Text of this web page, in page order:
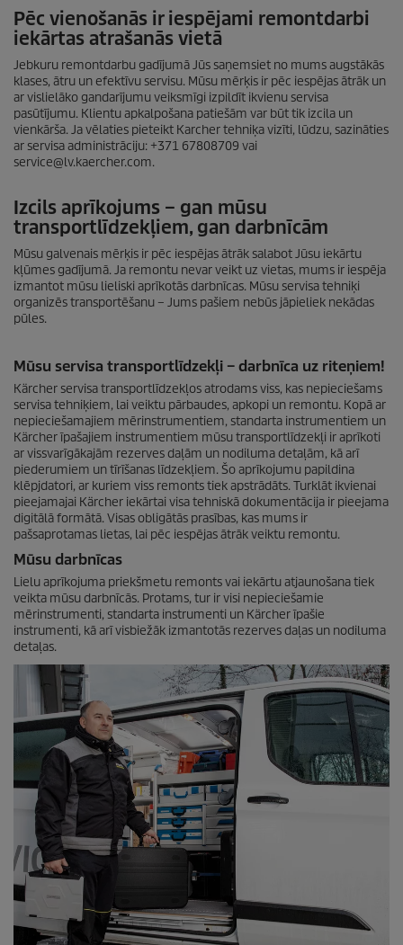
Pēc vienošanās ir iespējami remontdarbi
iekārtas atrašanās vietā
Jebkuru remontdarbu gadījumā Jūs saņemsiet no mums augstākās
klases, ātru un efektīvu servisu. Mūsu mērķis ir pēc iespējas ātrāk un
ar vislielāko gandarījumu veiksmīgi izpildīt ikvienu servisa
pasūtījumu. Klientu apkalpošana patiešām var būt tik izcila un
vienkārša. Ja vēlaties pieteikt Karcher tehniķa vizīti, lūdzu, sazināties
ar servisa administrāciju: +371 67808709 vai
service@lv.kaercher.com.
Izcils aprīkojums – gan mūsu
transportlīdzekļiem, gan darbnīcām
Mūsu galvenais mērķis ir pēc iespējas ātrāk salabot Jūsu iekārtu
kļūmes gadījumā. Ja remontu nevar veikt uz vietas, mums ir iespēja
izmantot mūsu lieliski aprīkotās darbnīcas. Mūsu servisa tehniķi
organizēs transportēšanu – Jums pašiem nebūs jāpieliek nekādas
pūles.
Mūsu servisa transportlīdzekļi – darbnīca uz riteņiem!
Kärcher servisa transportlīdzekļos atrodams viss, kas nepieciešams
servisa tehniķiem, lai veiktu pārbaudes, apkopi un remontu. Kopā ar
nepieciešamajiem mērinstrumentiem, standarta instrumentiem un
Kärcher īpašajiem instrumentiem mūsu transportlīdzekļi ir aprīkoti
ar vissvarīgākajām rezerves daļām un nodiluma detaļām, kā arī
piederumiem un tīrīšanas līdzekļiem. Šo aprīkojumu papildina
klēpjdatori, ar kuriem viss remonts tiek apstrādāts. Turklāt ikvienai
pieejamajai Kärcher iekārtai visa tehniskā dokumentācija ir pieejama
digitālā formātā. Visas obligātās prasības, kas mums ir
pašsaprotamas lietas, lai pēc iespējas ātrāk veiktu remontu.
Mūsu darbnīcas
Lielu aprīkojuma priekšmetu remonts vai iekārtu atjaunošana tiek
veikta mūsu darbnīcās. Protams, tur ir visi nepieciešamie
mērinstrumenti, standarta instrumenti un Kärcher īpašie
instrumenti, kā arī visbiežāk izmantotās rezerves daļas un nodiluma
detaļas.